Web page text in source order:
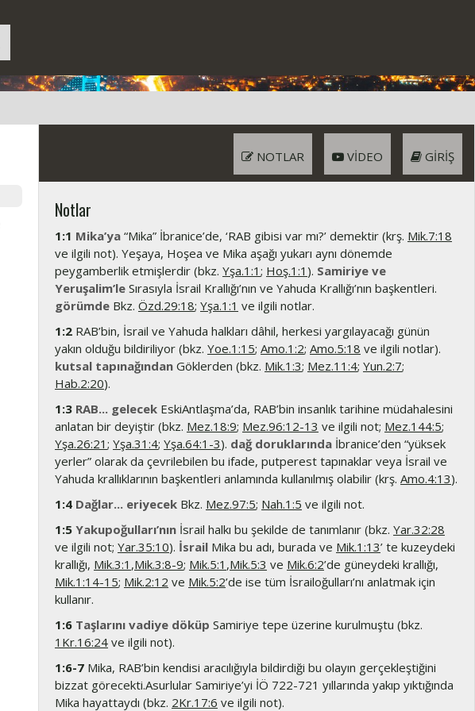
GIRIŞ
VIDEO
NOTLAR
Notlar
1:1 Mika’ya “Mika” İbranice’de, ‘RAB gibisi var mı?’ demektir (krş. Mik.7:18
ve ilgili not). Yeşaya, Hoşea ve Mika aşağı yukarı aynı dönemde
peygamberlik etmişlerdir (bkz. Yşa.1:1 ; Hoş.1:1 ). Samiriye ve
Yeruşalim’le Sırasıyla İsrail Krallığı’nın ve Yahuda Krallığı’nın başkentleri.
görümde Bkz. Özd.29:18; Yşa.1:1 ve ilgili notlar.
1:2 RAB’bin, İsrail ve Yahuda halkları dâhil, herkesi yargılayacağı günün
yakın olduğu bildiriliyor (bkz. Yoe.1:15; Amo.1:2; Amo.5:18 ve ilgili notlar).
kutsal tapınağından Göklerden (bkz. Mik.1:3; Mez.11:4; Yun.2:7;
Hab.2:20).
1:3 RAB... gelecek EskiAntlaşma’da, RAB’bin insanlık tarihine müdahalesini
anlatan bir deyiştir (bkz. Mez.18:9; Mez.96:12-13 ve ilgili not; Mez.144:5;
Yşa.26:21 ; Yşa.31:4; Yşa.64:1-3). dağ doruklarında İbranice’den “yüksek
yerler” olarak da çevrilebilen bu ifade, putperest tapınaklar veya İsrail ve
Yahuda krallıklarının başkentleri anlamında kullanılmış olabilir (krş. Amo.4:13).
1:4 Dağlar... eriyecek Bkz. Mez.97:5; Nah.1:5 ve ilgili not.
1:5 Yakupoğulları’nın İsrail halkı bu şekilde de tanımlanır (bkz. Yar.32:28
ve ilgili not; Yar.35:10). İsrail Mika bu adı, burada ve Mik.1:13’ te kuzeydeki
krallığı, Mik.3:1 ,Mik.3:8-9; Mik.5:1 ,Mik.5:3 ve Mik.6:2’de güneydeki krallığı,
Mik.1:14-15; Mik.2:12 ve Mik.5:2’de ise tüm İsrailoğulları’nı anlatmak için
kullanır.
1:6 Taşlarını vadiye döküp Samiriye tepe üzerine kurulmuştu (bkz.
1Kr.16:24 ve ilgili not).
1:6-7 Mika, RAB’bin kendisi aracılığıyla bildirdiği bu olayın gerçekleştiğini
bizzat görecekti.Asurlular Samiriye’yi İÖ 722-721 yıllarında yakıp yıktığında
Mika hayattaydı (bkz. 2Kr.17:6 ve ilgili not).